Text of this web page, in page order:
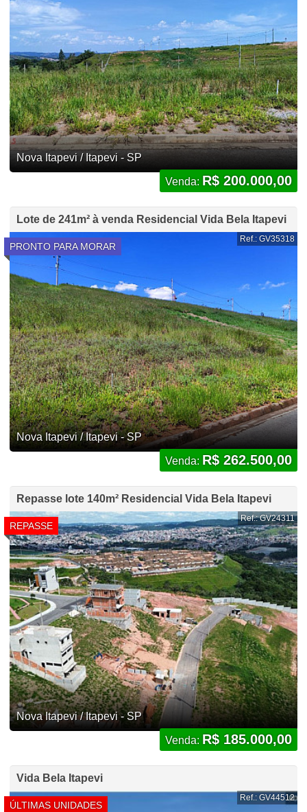
Nova Itapevi / Itapevi - SP
Venda: R$ 200.000,00
Lote de 241m² à venda Residencial Vida Bela Itapevi
PRONTO PARA MORAR
Ref.: GV35318
Nova Itapevi / Itapevi - SP
Venda: R$ 262.500,00
Repasse lote 140m² Residencial Vida Bela Itapevi
REPASSE
Ref.: GV24311
Nova Itapevi / Itapevi - SP
Venda: R$ 185.000,00
Vida Bela Itapevi
ÚLTIMAS UNIDADES
Ref.: GV44512